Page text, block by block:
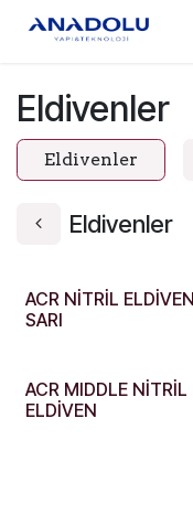
Eldivenler
Eldivenler
Eldivenler
ACR NİTRİL ELDİVEN
SARI
ACR MIDDLE NİTRİL
ELDİVEN